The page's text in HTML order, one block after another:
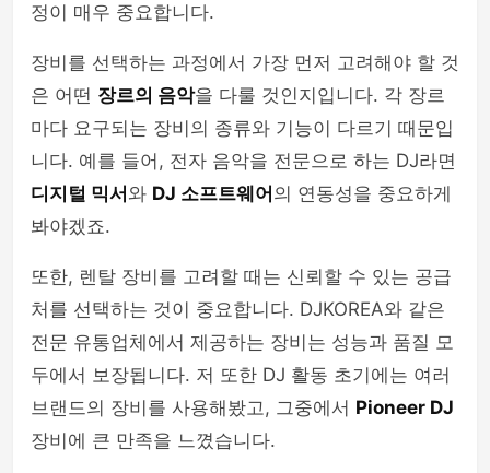
정이 매우 중요합니다.
장비를 선택하는 과정에서 가장 먼저 고려해야 할 것
은 어떤 장르의 음악을 다룰 것인지입니다. 각 장르
마다 요구되는 장비의 종류와 기능이 다르기 때문입
니다. 예를 들어, 전자 음악을 전문으로 하는 DJ라면
디지털 믹서 와 DJ 소프트웨어 의 연동성을 중요하게
봐야겠죠.
또한, 렌탈 장비를 고려할 때는 신뢰할 수 있는 공급
처를 선택하는 것이 중요합니다. DJKOREA와 같은
전문 유통업체에서 제공하는 장비는 성능과 품질 모
두에서 보장됩니다. 저 또한 DJ 활동 초기에는 여러
브랜드의 장비를 사용해봤고, 그중에서 Pioneer DJ
장비에 큰 만족을 느꼈습니다.